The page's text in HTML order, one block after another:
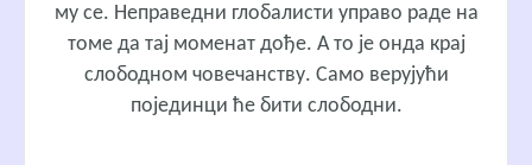
му се. Неправедни глобалисти управо раде на
томе да тај моменат дође. А то је онда крај
слободном човечанству. Само верујући
појединци ће бити слободни.